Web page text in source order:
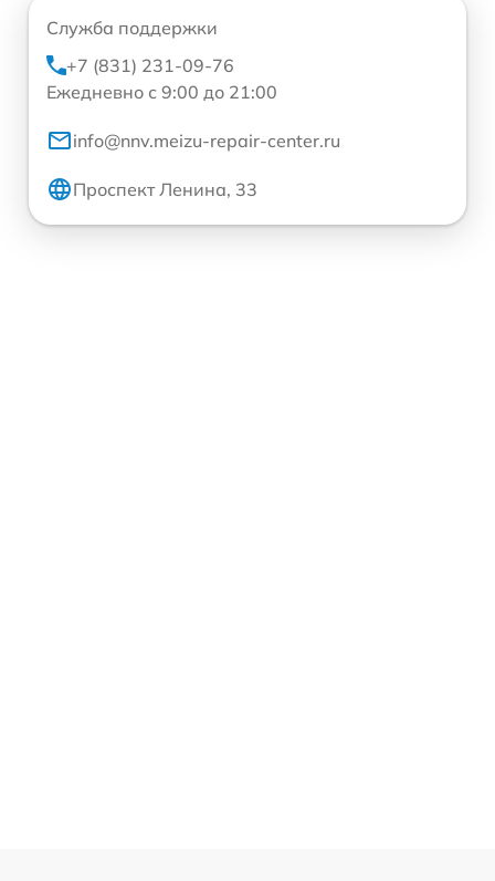
Служба поддержки
+7 (831) 231-09-76
Ежедневно с 9:00 до 21:00
info@nnv.meizu-repair-center.ru
Проспект Ленина, 33